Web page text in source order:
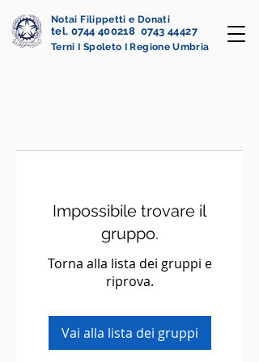
Notai Filippetti e Donati
tel. 0744 400218 0743 44427
Terni I Spoleto I Regione Umbria
Impossibile trovare il
gruppo.
Torna alla lista dei gruppi e
riprova.
Vai alla lista dei gruppi